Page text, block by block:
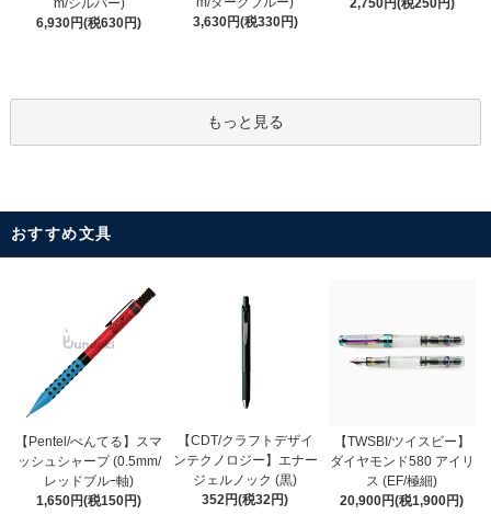
6,930円(税630円)
3,630円(税330円)
もっと見る
おすすめ文具
【Pentel/ぺんてる】スマ
ッシュシャープ (0.5mm/
レッドブルｰ軸)
1,650円(税150円)
【CDT/クラフトデザイ
ンテクノロジー】エナー
ジェルノック (黒)
352円(税32円)
【TWSBI/ツイスビー】
ダイヤモンド580 アイリ
ス (EF/極細)
20,900円(税1,900円)